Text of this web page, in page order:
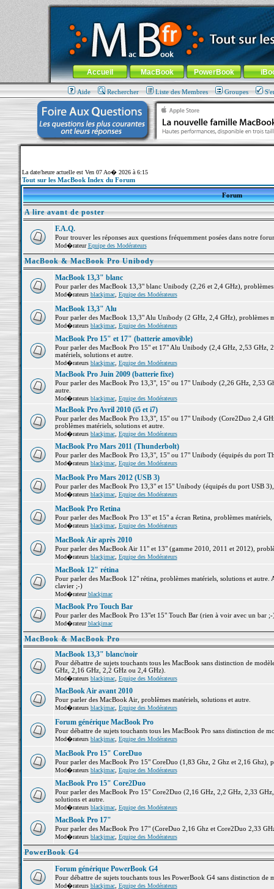
MacBook-fr.com : 100% Apple... 100% nomade !
Aller au contenu-Aller au menu général-Aller au menu de
Menu général
Accueil MacBook PowerBook
Aide Rechercher Liste des Membres Groupes
La date/heure actuelle est Ven 07 Ao� 2026 à 6:15
Tout sur les MacBook Index du Forum
Forum
A lire avant de poster
F.A.Q.
Pour trouver les réponses aux questions fréquemment posées dans notre
Mod�rateurEquipe des Modérateurs
MacBook & MacBook Pro Unibody
MacBook 13,3" blanc
Pour parler des MacBook 13,3" blanc Unibody (2,26 et 2,4 GHz),
Mod�rateurs blackjmac, Equipe des Modérateurs
MacBook 13,3" Alu
Pour parler des MacBook 13,3" Alu Unibody (2 GHz, 2,4 GHz), problèmes
Mod�rateurs blackjmac, Equipe des Modérateurs
MacBook Pro 15" et 17" (batterie amovible)
Pour parler des MacBook Pro 15" et 17" Alu Unibody (2,4 GHz, 2,53 GHz,
matériels, solutions et autre.
Mod�rateurs blackjmac, Equipe des Modérateurs
MacBook Pro Juin 2009 (batterie fixe)
Pour parler des MacBook Pro 13,3", 15" ou 17" Unibody (2,26 GHz, 2,53
autre.
Mod�rateurs blackjmac, Equipe des Modérateurs
MacBook Pro Avril 2010 (i5 et i7)
Pour parler des MacBook Pro 13,3", 15" ou 17" Unibody (Core2Duo 2,4
problèmes matériels, solutions et autre.
Mod�rateurs blackjmac, Equipe des Modérateurs
MacBook Pro Mars 2011 (Thunderbolt)
Pour parler des MacBook Pro 13,3", 15" ou 17" Unibody (équipés du port
Mod�rateurs blackjmac, Equipe des Modérateurs
MacBook Pro Mars 2012 (USB 3)
Pour parler des MacBook Pro 13,3" et 15" Unibody (équipés du port USB
Mod�rateurs blackjmac, Equipe des Modérateurs
MacBook Pro Retina
Pour parler des MacBook Pro 13" et 15" a écran Retina, problèmes matériels,
Mod�rateurs blackjmac, Equipe des Modérateurs
MacBook Air après 2010
Pour parler des MacBook Air 11" et 13" (gamme 2010, 2011 et 2012),
Mod�rateurs blackjmac, Equipe des Modérateurs
MacBook 12" rétina
Pour parler des MacBook 12" rétina, problèmes matériels, solutions et
clavier ;-)
Mod�rateurblackjmac
MacBook Pro Touch Bar
Pour parler des MacBook Pro 13"et 15" Touch Bar (rien à voir avec un bar
Mod�rateurblackjmac
MacBook & MacBook Pro
MacBook 13,3" blanc/noir
Pour débattre de sujets touchants tous les MacBook sans distinction de
GHz, 2,16 GHz, 2,2 GHz ou 2,4 GHz).
Mod�rateurs blackjmac, Equipe des Modérateurs
MacBook Air avant 2010
Pour parler des MacBook Air, problèmes matériels, solutions et autre.
Mod�rateurs blackjmac, Equipe des Modérateurs
Forum générique MacBook Pro
Pour débattre de sujets touchants tous les MacBook Pro sans distinction de
Mod�rateurs blackjmac, Equipe des Modérateurs
MacBook Pro 15" CoreDuo
Pour parler des MacBook Pro 15" CoreDuo (1,83 Ghz, 2 Ghz et 2,16 Ghz),
Mod�rateurs blackjmac, Equipe des Modérateurs
MacBook Pro 15" Core2Duo
Pour parler des MacBook Pro 15" Core2Duo (2,16 GHz, 2,2 GHz, 2,33
solutions et autre.
Mod�rateurs blackjmac, Equipe des Modérateurs
MacBook Pro 17"
Pour parler des MacBook Pro 17" (CoreDuo 2,16 Ghz et Core2Duo 2,33
Mod�rateurs blackjmac, Equipe des Modérateurs
PowerBook G4
Forum générique PowerBook G4
Pour débattre de sujets touchants tous les PowerBook G4 sans distinction de
Mod�rateurs blackjmac, Equipe des Modérateurs